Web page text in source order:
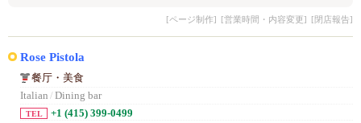
[ページ制作] [営業時間・内容変更] [閉店報告]
Rose Pistola
餐厅・美食
Italian / Dining bar
TEL +1 (415) 399-0499